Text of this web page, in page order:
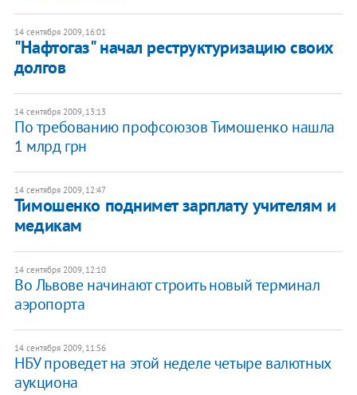
14 сентября 2009, 16:01
"Нафтогаз" начал реструктуризацию своих
долгов
14 сентября 2009, 13:13
По требованию профсоюзов Тимошенко нашла
1 млрд грн
14 сентября 2009, 12:47
Тимошенко поднимет зарплату учителям и
медикам
14 сентября 2009, 12:10
Во Львове начинают строить новый терминал
аэропорта
14 сентября 2009, 11:56
НБУ проведет на этой неделе четыре валютных
аукциона